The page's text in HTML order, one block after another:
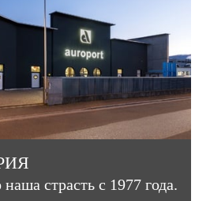
страсть с 1977 года.